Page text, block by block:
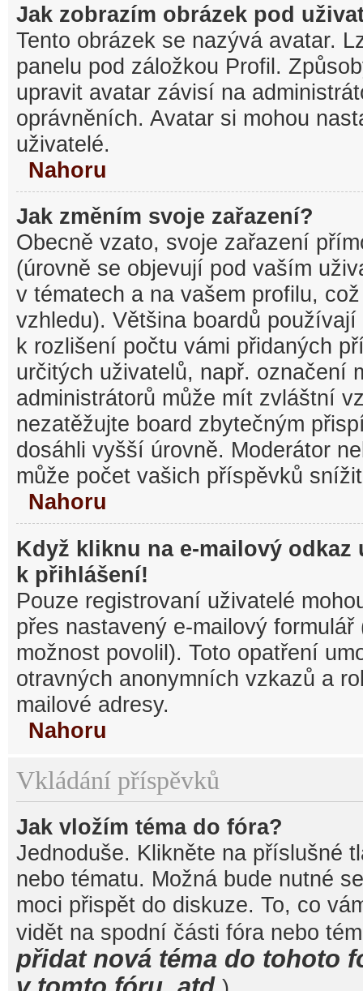
Jak zobrazím obrázek pod
Tento obrázek se nazývá avatar.
panelu pod záložkou Profil.
upravit avatar závisí na
oprávněních. Avatar si mohou
uživatelé.
Nahoru
Jak změním svoje zařazení?
Obecně vzato, svoje zařazení
(úrovně se objevují pod vaším
v tématech a na vašem profilu,
vzhledu). Většina boardů
k rozlišení počtu vámi přidaných
určitých uživatelů, např. označení
administrátorů může mít zvláštní
nezatěžujte board zbytečným
dosáhli vyšší úrovně. Moderátor
může počet vašich příspěvků
Nahoru
Když kliknu na e-mailový odkaz
k přihlášení!
Pouze registrovaní uživatelé
přes nastavený e-mailový
možnost povolil). Toto opatření
otravných anonymních vzkazů a
mailové adresy.
Nahoru
Vkládání příspěvků
Jak vložím téma do fóra?
Jednoduše. Klikněte na příslušné
nebo tématu. Možná bude nutné
moci přispět do diskuze. To, co
vidět na spodní části fóra nebo
přidat nová téma do tohoto